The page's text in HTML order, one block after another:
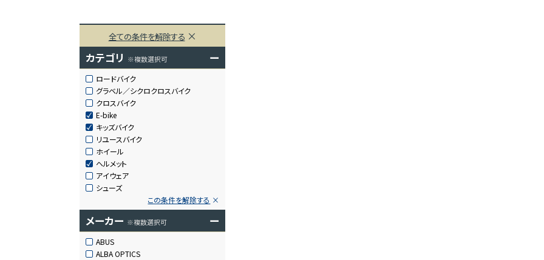
全ての条件を解除する
カテゴリ ※複数選択可 ー
ロードバイク
グラベル／シクロクロスバイク
クロスバイク
E-bike
キッズバイク
リユースバイク
ホイール
ヘルメット
アイウェア
シューズ
この条件を解除する
メーカー ※複数選択可 ー
ABUS
ALBA OPTICS